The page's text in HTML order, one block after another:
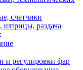
счетчики
шприцы, раздача
и регулировки фар